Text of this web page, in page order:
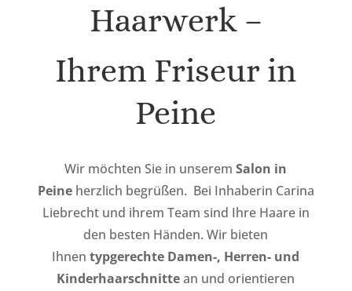
Haarwerk –
Ihrem Friseur in
Peine
Wir möchten Sie in unserem Salon in
Peine herzlich begrüßen. Bei Inhaberin Carina
Liebrecht und ihrem Team sind Ihre Haare in
den besten Händen. Wir bieten
Ihnen typgerechte Damen-, Herren- und
Kinderhaarschnitte an und orientieren